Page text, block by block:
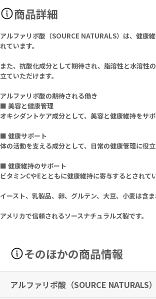
商品詳細
アルファリポ酸（SOURCE NATURALS）は、健康
れています。
また、抗酸化成分として期待され、脂溶性と水溶性
立ていただけます。
アルファリポ酸の期待される働き
■ 美容と健康管理
オキシダントケア成分として、美容と健康維持をサポ
■ 健康サポート
体の活動を支える成分として、日常の健康管理に役
■ 健康維持のサポート
ビタミンCやEとともに健康維持に寄与するとされてい
イースト、乳製品、卵、グルテン、大豆、小麦は含
アメリカで信頼されるソースナチュラルズ製です。
そのほかの商品情報
アルファリポ酸（SOURCE NATURALS